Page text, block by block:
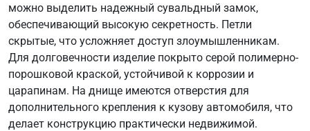
можно выделить надежный сувальдный замок,
обеспечивающий высокую секретность. Петли
скрытые, что усложняет доступ злоумышленникам.
Для долговечности изделие покрыто серой полимерно-
порошковой краской, устойчивой к коррозии и
царапинам. На днище имеются отверстия для
дополнительного крепления к кузову автомобиля, что
делает конструкцию практически недвижимой.